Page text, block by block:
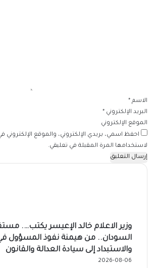
الاسم *
البريد الإلكتروني *
الموقع الإلكتروني
احفظ اسمي، بريدي الإلكتروني، والموقع
لاستخدامها المرة المقبلة في تعليقي.
وزير الاعلام خالد الإعيسر يكتب….
السودان.. من هيمنة نفوذ المسؤول
والاستبداد إلى سيادة العدالة والقانون
2026-08-06